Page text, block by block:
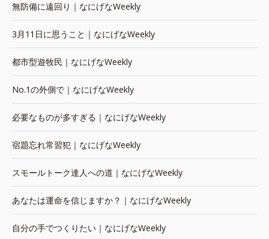
無防備に遠回り｜なにげなWeekly
3月11日に思うこと｜なにげなWeekly
都市型遊牧民｜なにげなWeekly
No.1の外側で｜なにげなWeekly
必要なものが多すぎる｜なにげなWeekly
宿題忘れ常習犯｜なにげなWeekly
スモールトーク達人への道｜なにげなWeekly
あなたは運命を信じますか？｜なにげなWeekly
自分の手でつくりたい｜なにげなWeekly